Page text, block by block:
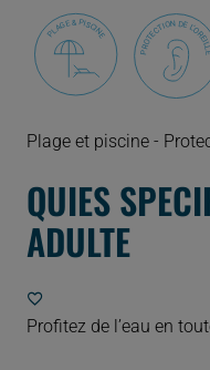
Plage et piscine -
QUIES
ADULTE
Profitez de l’eau en